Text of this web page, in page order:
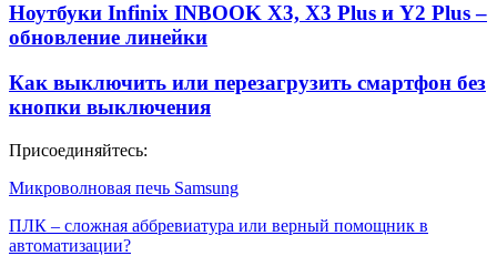
Ноутбуки Infinix INBOOK X3, X3 Plus и Y2 Plus –
обновление линейки
Как выключить или перезагрузить смартфон без
кнопки выключения
Присоединяйтесь:
Микроволновая печь Samsung
ПЛК – сложная аббревиатура или верный помощник в
автоматизации?